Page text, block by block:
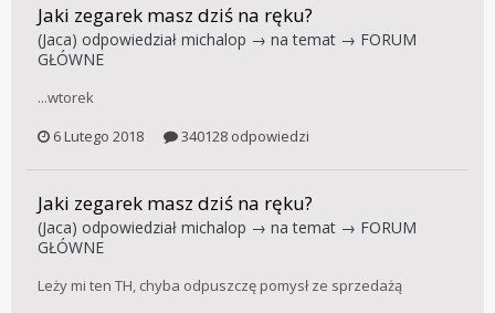
Jaki zegarek masz dziś na ręku?
(Jaca) odpowiedział michalop → na temat → FORUM
GŁÓWNE
...wtorek
6 Lutego 2018
340128 odpowiedzi
Jaki zegarek masz dziś na ręku?
(Jaca) odpowiedział michalop → na temat → FORUM
GŁÓWNE
Leży mi ten TH, chyba odpuszczę pomysł ze sprzedażą